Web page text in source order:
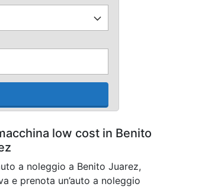
low cost in Benito
a noleggio a Benito Juarez,
e prenota un’auto a noleggio